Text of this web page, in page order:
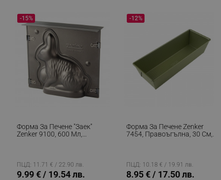
Форма За Печене "Заек"
Zenker 9100, 600 Мл,
-15%
ПЦД: 11.71 € / 22.90 лв.
9.99 € / 19.54 лв.
Форма За Печене Zenker
7454, Правоъгълна, 30 См,
-12%
ПЦД: 10.18 € / 19.91 лв.
8.95 € / 17.50 лв.